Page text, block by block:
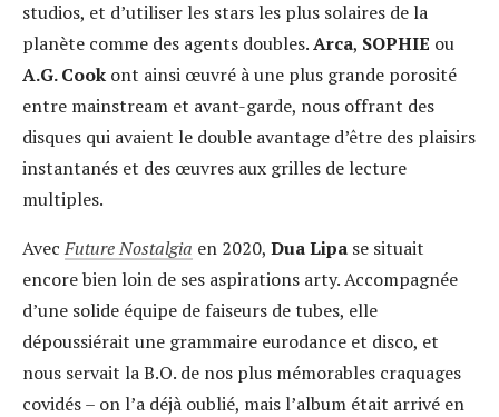
studios, et d’utiliser les stars les plus solaires de la
planète comme des agents doubles.Arca, SOPHIE ou
A.G. Cook ont ainsi œuvré à une plus grande porosité
entre mainstream et avant-garde, nous offrant des
disques qui avaient le double avantage d’être des plaisirs
instantanés et des œuvres aux grilles de lecture
multiples.
AvecFuture Nostalgia en 2020, Dua Lipa se situait
encore bien loin de ses aspirations arty. Accompagnée
d’une solide équipe de faiseurs de tubes, elle
dépoussiérait une grammaire eurodance et disco, et
nous servait la B.O. de nos plus mémorables craquages
covidés – on l’a déjà oublié, mais l’album était arrivé en